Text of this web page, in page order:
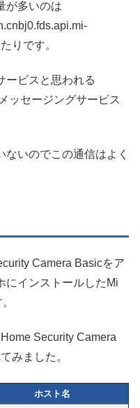
が多いのは
りです。
ービスと思われる
ッセージングサービス
いのでこの通信はよく
Camera Basicをア
にインストールしたMi
Security Camera
みました。
ホスト名